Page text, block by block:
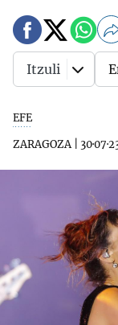
EFE
ZARAGOZA|
Itzuli